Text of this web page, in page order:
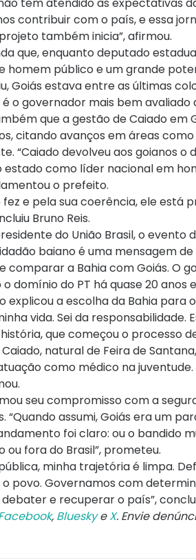
tem atendido às expectativas
contribuir com o país, e essa
também inicia”, afirmou.
que, enquanto deputado
homem público e um grande
Goiás estava entre as últimas
o governador mais bem
que a gestão de Caiado em
citando avanços em áreas
“Caiado devolveu aos goianos o
como líder nacional em
o prefeito.
fez e pela sua coerência, ele
Bruno Reis.
do União Brasil, o
baiano é uma mensagem
comparar a Bahia com Goiás. O
o domínio do PT há quase 20
explicou a escolha da Bahia
vida. Sei da
que começou o processo
natural de Feira de
como médico na
seu compromisso com a
“Quando assumi, Goiás era um
foi claro: ou o bandido
ou fora do Brasil”, prometeu.
minha trajetória é limpa.
povo. Governamos com
e recuperar o país”,
, BlueskyeX. Envie